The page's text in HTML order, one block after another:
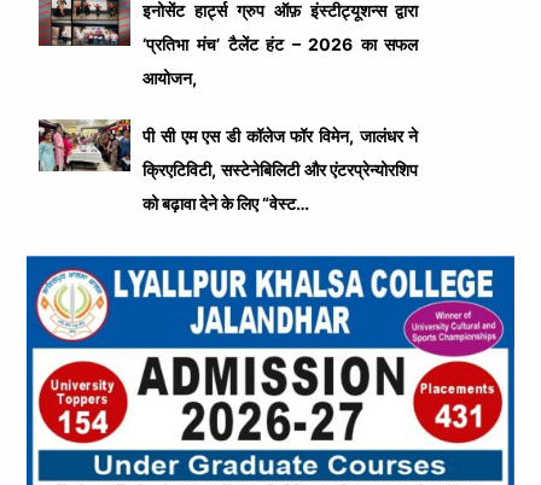
इनोसेंट हार्ट्स ग्रुप ऑफ़ इंस्टीट्यूशन्स द्वारा
‘प्रतिभा मंच’ टैलेंट हंट – 2026 का सफल
आयोजन,
पी सी एम एस डी कॉलेज फॉर विमेन, जालंधर ने
क्रिएटिविटी, सस्टेनेबिलिटी और एंटरप्रेन्योरशिप
को बढ़ावा देने के लिए “वेस्ट…